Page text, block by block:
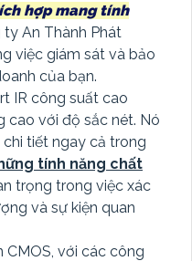
hợp mang tính
An Thành Phát
việc giám sát và bảo
của bạn.
IR công suất cao
cao với độ sắc nét. Nó
tiết ngay cả trong
tính năng chất
trọng trong việc xác
và sự kiện quan
với các công